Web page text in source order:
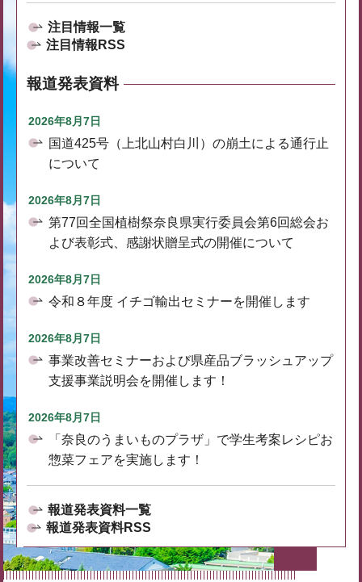
注目情報一覧
注目情報RSS
報道発表資料
2026年8月7日
国道425号（上北山村白川）の崩土による通行止
について
2026年8月7日
第77回全国植樹祭奈良県実行委員会第6回総会お
よび表彰式、感謝状贈呈式の開催について
2026年8月7日
令和８年度 イチゴ輸出セミナーを開催します
2026年8月7日
事業改善セミナーおよび県産品ブラッシュアップ
支援事業説明会を開催します！
2026年8月7日
「奈良のうまいものプラザ」で学生考案レシピお
惣菜フェアを実施します！
報道発表資料一覧
報道発表資料RSS